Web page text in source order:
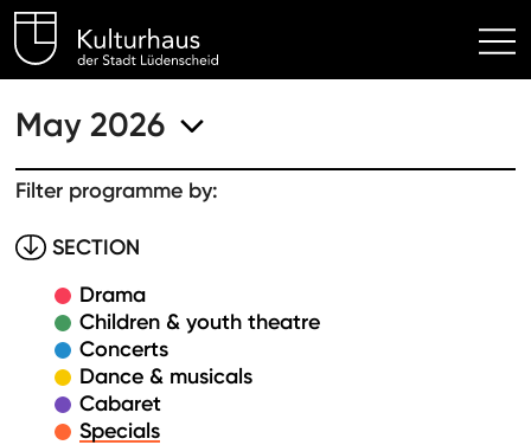
Kulturhaus Lüdenscheid
May 2026
Filter programme by:
SECTION
Drama
Children & youth theatre
Concerts
Dance & musicals
Cabaret
Specials